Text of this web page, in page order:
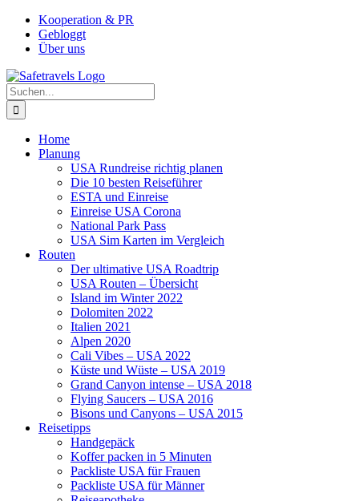
Zum
Inhalt
springen
Facebook
Instagram
YouTube
PinterestKooperation & PR
Gebloggt
Über uns
Suche
nach:
Home
Planung
USA Rundreise richtig planen
Die 10 besten Reiseführer
ESTA und Einreise
Einreise USA Corona
National Park Pass
USA Sim Karten im Vergleich
Routen
Der ultimative USA Roadtrip
USA Routen – Übersicht
Island im Winter 2022
Dolomiten 2022
Italien 2021
Alpen 2020
Cali Vibes – USA 2022
Küste und Wüste – USA 2019
Grand Canyon intense – USA 2018
Flying Saucers – USA 2016
Bisons und Canyons – USA 2015
Reisetipps
Handgepäck
Koffer packen in 5 Minuten
Packliste USA für Frauen
Packliste USA für Männer